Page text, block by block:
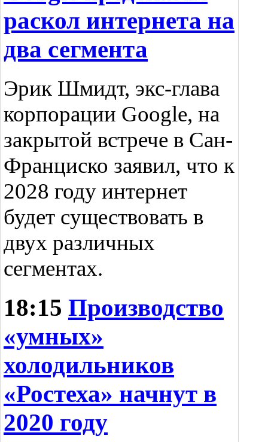
раскол интернета на
два сегмента
Эрик Шмидт, экс-глава
корпорации Google, на
закрытой встрече в Сан-
Франциско заявил, что к
2028 году интернет
будет существовать в
двух различных
сегментах.
18:15 Производство
«умных»
холодильников
«Ростеха» начнут в
2020 году